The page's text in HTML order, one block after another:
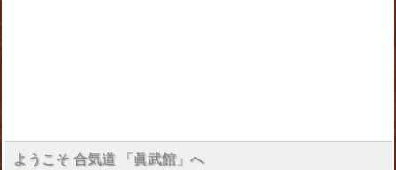
ようこそ 合気道 「眞武館」へ